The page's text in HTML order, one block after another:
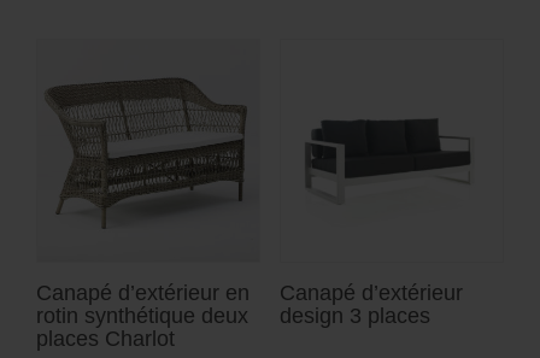
Canapé d’extérieur en
rotin synthétique deux
places Charlot
Canapé d’extérieur
design 3 places